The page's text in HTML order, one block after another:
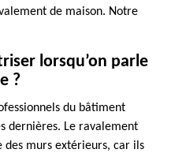
de maison. Notre
lorsqu’on parle
?
du bâtiment
dernières. Le ravalement
murs extérieurs, car ils